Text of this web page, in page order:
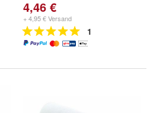
4,46 €
+ 4,95 € Versand
1